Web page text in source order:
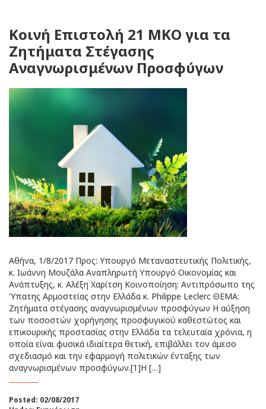
Κοινή Επιστολή 21 ΜΚΟ για τα
Ζητήματα Στέγασης
Αναγνωρισμένων Προσφύγων
Αθήνα, 1/8/2017 Προς: Υπουργό Μεταναστευτικής Πολιτικής,
κ. Ιωάννη Μουζάλα Αναπληρωτή Υπουργό Οικονομίας και
Ανάπτυξης, κ. Αλέξη Χαρίτση Κοινοποίηση: Αντιπρόσωπο της
Ύπατης Αρμοστείας στην Ελλάδα κ. Philippe Leclerc ΘΕΜΑ:
Ζητήματα στέγασης αναγνωρισμένων προσφύγων Η αύξηση
των ποσοστών χορήγησης προσφυγικού καθεστώτος και
επικουρικής προστασίας στην Ελλάδα τα τελευταία χρόνια, η
οποία είναι φυσικά ιδιαίτερα θετική, επιβάλλει τον άμεσο
σχεδιασμό και την εφαρμογή πολιτικών ένταξης των
αναγνωρισμένων προσφύγων.[1]Η […]
Posted: 02/08/2017